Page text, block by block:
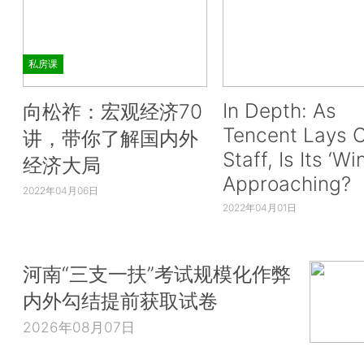
私房课
向松祚：宏观经济70
讲，带你了解国内外
经济大局
2022年04月06日
In Depth: As
Tencent Lays
Staff, Is Its
Approaching?
2022年04月01日
河南“三支一扶”考试规模化作弊
内外勾结提前获取试卷
2026年08月07日